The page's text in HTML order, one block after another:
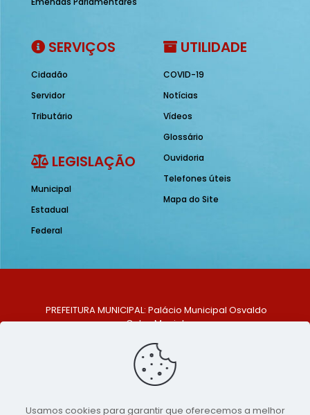
SERVIÇOS
Cidadão
Servidor
Tributário
LEGISLAÇÃO
Municipal
Estadual
Federal
UTILIDADE
COVID-19
Notícias
Vídeos
Glossário
Ouvidoria
Telefones úteis
Mapa do Site
PREFEITURA MUNICIPAL: Palácio Municipal Osvaldo
Celso Maciel
Centro, São Bento do Una - PE. CEP: 553370-128
TELEFONE: (81) 99548-1569
E-MAIL: ouvidoria@saobentodouna.pe.gov.br
Usamos cookies para garantir que oferecemos a melhor